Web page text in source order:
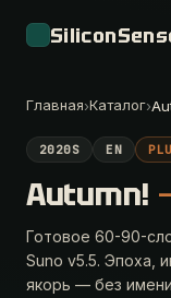
Главная›Каталог›
2020S EN
Autumn!
Готовое 60-90-
Suno v5.5. Эпоха,
якорь — без